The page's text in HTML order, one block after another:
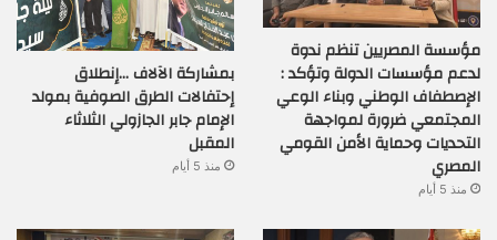
مؤسسة المصريين تنظم ندوة
لدعم مؤسسات الدولة وتؤكد :
الإصطفاف الوطني وبناء الوعي
المجتمعي ضرورة لمواجهة
التحديات وحماية الأمن القومي
المصري
منذ 5 أيام
بمشاركة الآلاف …إنطلاق
إحتفالات الطرق الصوفية بمولد
الإمام جابر الجازولي الثلاثاء
المقبل
منذ 5 أيام